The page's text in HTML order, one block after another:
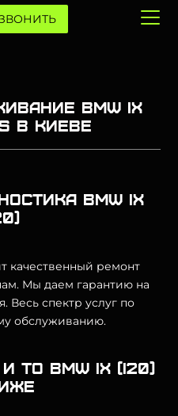
BMW ix
в Киеве
BMW ix
качественный ремонт
Мы даем гарантию на
Весь спектр услуг по
обслуживанию.
ТО BMW ix (I20)